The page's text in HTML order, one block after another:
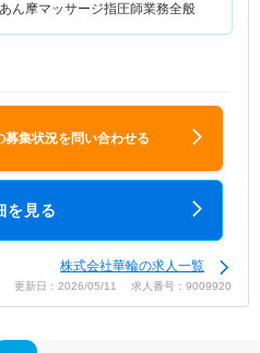
あん摩マッサージ指圧師業務全般
募集状況を問い合わせる
を見る
株式会社華輪の求人一覧
更新日：2026/05/11 求人番号：9009920